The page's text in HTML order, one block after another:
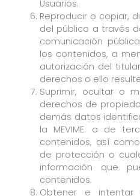
Usuarios.
Reproducir o copiar,
del público a través
comunicación
los contenidos, a
autorización del
derechos o ello
Suprimir, ocultar o
derechos de
demás datos
la MEVIME. o de
contenidos, así
de protección o
información que
contenidos.
Obtener e intentar